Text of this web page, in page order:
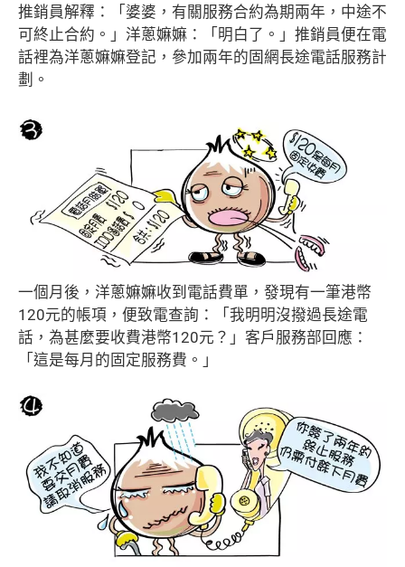
推銷員解釋：「婆婆，有關服務合約為期兩年，中途不
可終止合約。」洋蔥嫲嫲：「明白了。」推銷員便在電
話裡為洋蔥嫲嫲登記，參加兩年的固網長途電話服務計
劃。
一個月後，洋蔥嫲嫲收到電話費單，發現有一筆港幣
120元的帳項，便致電查詢：「我明明沒撥過長途電
話，為甚麼要收費港幣120元？」客戶服務部回應：
「這是每月的固定服務費。」